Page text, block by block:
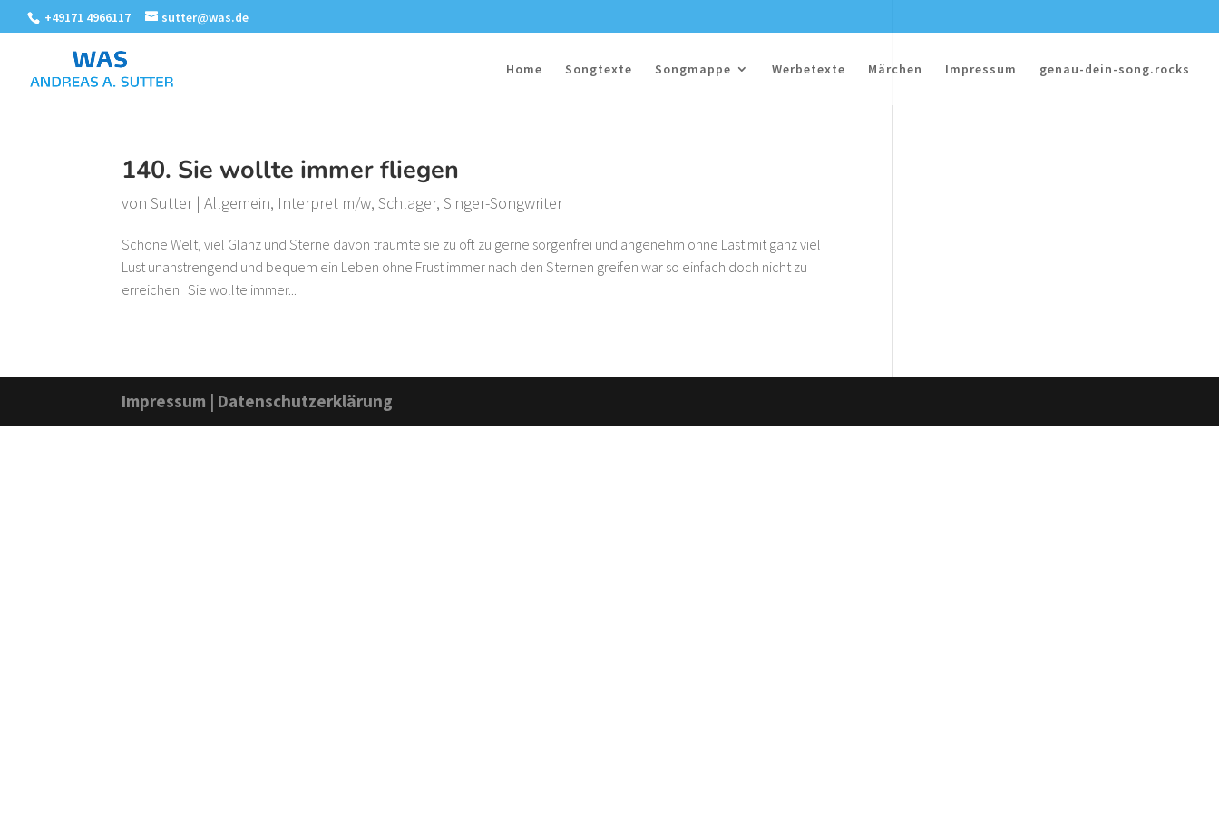
+49171 4966117 sutter@was.de
Home Songtexte Songmappe Werbetexte Märchen Impressum genau-dein-song.rocks
140. Sie wollte immer fliegen
vonSutter|Allgemein, Interpret m/w,Schlager,Singer-Songwriter
Schöne Welt, viel Glanz und Sterne davon träumte sie zu oft zu gerne sorgenfrei und angenehm ohne Last mit ganz viel
Lust unanstrengend und bequem ein Leben ohne Frust immer nach den Sternen greifen war so einfach doch nicht zu
erreichen Sie wollte immer...
Impressum | Datenschutzerklärung